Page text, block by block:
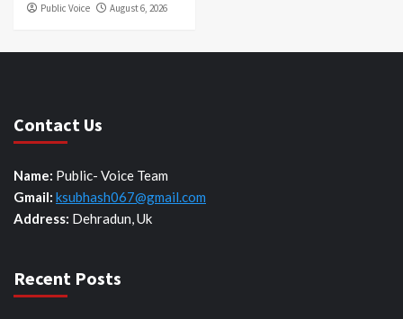
Public Voice August 6, 2026
Contact Us
Name: Public- Voice Team
Gmail: ksubhash067@gmail.com
Address: Dehradun, Uk
Recent Posts